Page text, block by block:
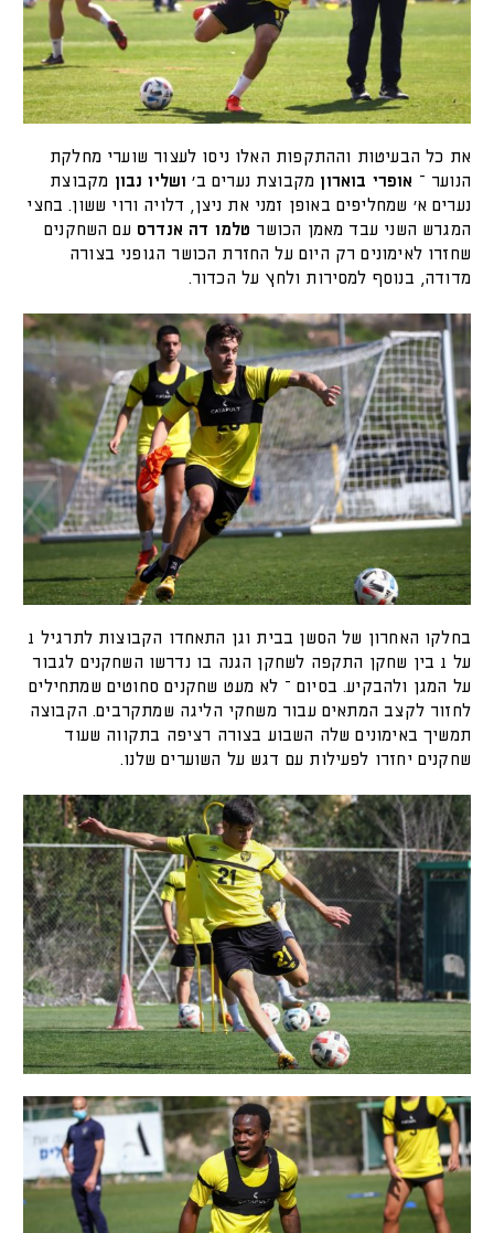
את כל הבעיטות וההתקפות האלו ניסו לעצור שוערי מחלקת
הנוער – אופרי בוארון מקבוצת נערים ב׳ ושליו נבון מקבוצת
נערים א׳ שמחליפים באופן זמני את ניצן, דלויה ורוי ששון. בחצי
המגרש השני עבד מאמן הכושר טלמו דה אנדרס עם השחקנים
שחזרו לאימונים רק היום על החזרת הכושר הגופני בצורה
מדודה, בנוסף למסירות ולחץ על הכדור.
בחלקו האחרון של הסשן בבית וגן התאחדו הקבוצות לתרגיל 1
על 1 בין שחקן התקפה לשחקן הגנה בו נדרשו השחקנים לגבור
על המגן ולהבקיע. בסיום – לא מעט שחקנים סחוטים שמתחילים
לחזור לקצב המתאים עבור משחקי הליגה שמתקרבים. הקבוצה
תמשיך באימונים שלה השבוע בצורה רציפה בתקווה שעוד
שחקנים יחזרו לפעילות עם דגש על השוערים שלנו.